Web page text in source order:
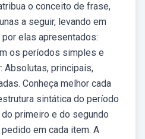
o conceito de frase,
a seguir, levando em
elas apresentados:
os períodos simples e
Absolutas, principais,
Conheça melhor cada
sintática do período
primeiro e do segundo
em cada item. A